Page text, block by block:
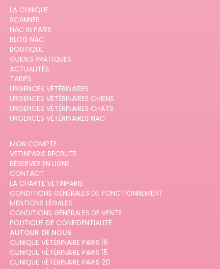
LA CLINIQUE
SCANNER
NAC IN PARIS
BLOG NAC
BOUTIQUE
GUIDES PRATIQUES
ACTUALITÉS
TARIFS
URGENCES VÉTÉRINAIRES
URGENCES VÉTÉRINAIRES CHIENS
URGENCES VÉTÉRINAIRES CHATS
URGENCES VÉTÉRINAIRES NAC
MON COMPTE
VETINPARIS RECRUTE
RÉSERVER EN LIGNE
CONTACT
LA CHARTE VETINPARIS
CONDITIONS GÉNÉRALES DE FONCTIONNEMENT
MENTIONS LÉGALES
CONDITIONS GÉNÉRALES DE VENTE
POLITIQUE DE CONFIDENTIALITÉ
AUTOUR DE NOUS
CLINIQUE VÉTÉRINAIRE PARIS 16
CLINIQUE VÉTÉRINAIRE PARIS 15
CLINIQUE VÉTÉRINAIRE PARIS 20